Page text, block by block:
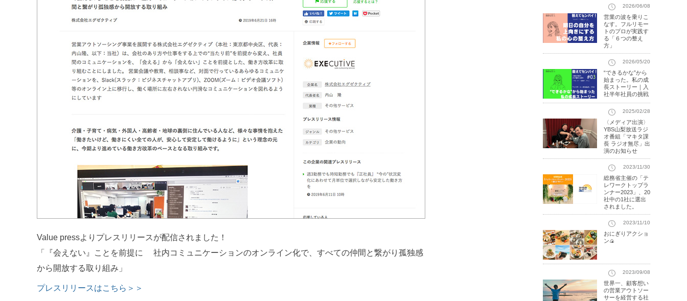
Value pressよりプレスリリースが配信されました！
「『会えない』ことを前提に 社内コミュニケーションのオンライン化で、すべての仲間と繋がり孤独感
から開放する取り組み」
プレスリリースはこちら＞＞
2026/06/08
営業の波を乗りこ
なす。フルリモー
トのプロが実践す
る「６つの整え
方」
2026/05/20
“できるかな”から
始まった。私の成
長ストーリー｜入
社半年社員の挑戦
2025/02/28
〈メディア出演〉
YBS山梨放送ラジ
オ番組「マキタ課
長 ラジオ無尽」出
演のお知らせ
2023/11/30
総務省主催の「テ
レワークトップラ
ンナー2023」、20
社中の1社に選出
されました。
2023/11/10
おにぎりアクショ
ン🍙
2023/09/08
世界一、顧客想い
の営業アウトソー
サーを経営する社